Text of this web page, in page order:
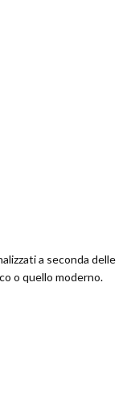
a seconda delle
o quello moderno.